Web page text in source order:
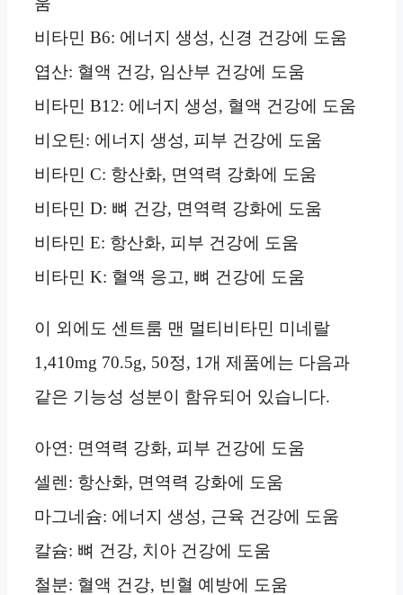
비타민 B6: 에너지 생성, 신경 건강에 도움
엽산: 혈액 건강, 임산부 건강에 도움
비타민 B12: 에너지 생성, 혈액 건강에 도움
비오틴: 에너지 생성, 피부 건강에 도움
비타민 C: 항산화, 면역력 강화에 도움
비타민 D: 뼈 건강, 면역력 강화에 도움
비타민 E: 항산화, 피부 건강에 도움
비타민 K: 혈액 응고, 뼈 건강에 도움
이 외에도 센트룸 맨 멀티비타민 미네랄
1,410mg 70.5g, 50정, 1개 제품에는 다음과
같은 기능성 성분이 함유되어 있습니다.
아연: 면역력 강화, 피부 건강에 도움
셀렌: 항산화, 면역력 강화에 도움
마그네슘: 에너지 생성, 근육 건강에 도움
칼슘: 뼈 건강, 치아 건강에 도움
철분: 혈액 건강, 빈혈 예방에 도움